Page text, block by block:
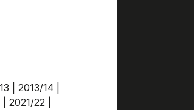
2013/14
2021/22|